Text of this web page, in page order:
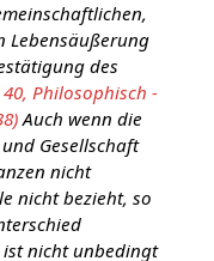
Lebensäußerung
des
40, Philosophisch -
Auch wenn die
Gesellschaft
nicht
nicht bezieht, so
nicht unbedingt